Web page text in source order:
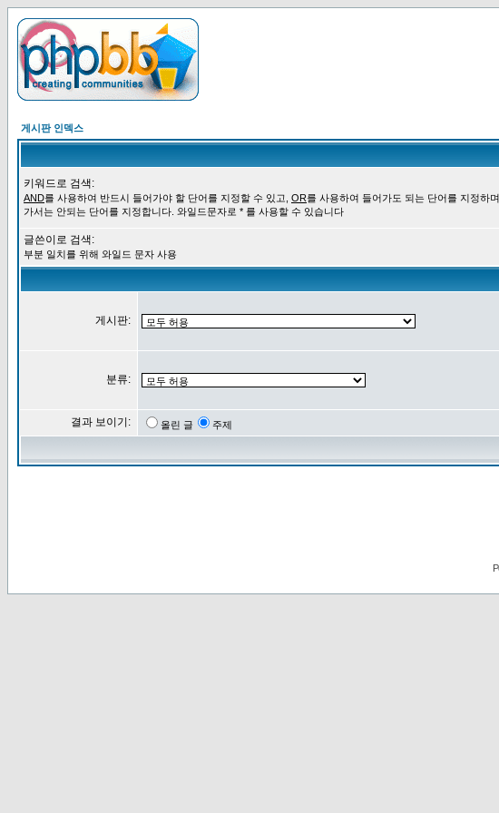
게시판 인덱스
키워드로 검색:
AND를 사용하여 반드시 들어가야 할 단어를 지정할 수 있고, OR를 사용하여 들어가도 되는 단어를 지정하며
가서는 안되는 단어를 지정합니다. 와일드문자로 * 를 사용할 수 있습니다
글쓴이로 검색:
부분 일치를 위해 와일드 문자 사용
게시판:
분류:
결과 보이기: 올린 글 주제